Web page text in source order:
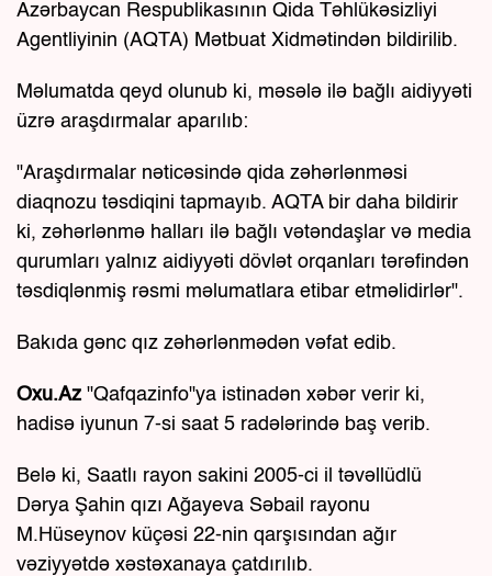
Azərbaycan Respublikasının Qida Təhlükəsizliyi
Agentliyinin (AQTA) Mətbuat Xidmətindən bildirilib.
Məlumatda qeyd olunub ki, məsələ ilə bağlı aidiyyəti
üzrə araşdırmalar aparılıb:
"Araşdırmalar nəticəsində qida zəhərlənməsi
diaqnozu təsdiqini tapmayıb. AQTA bir daha bildirir
ki, zəhərlənmə halları ilə bağlı vətəndaşlar və media
qurumları yalnız aidiyyəti dövlət orqanları tərəfindən
təsdiqlənmiş rəsmi məlumatlara etibar etməlidirlər".
Bakıda gənc qız zəhərlənmədən vəfat edib.
Oxu.Az "Qafqazinfo"ya istinadən xəbər verir ki,
hadisə iyunun 7-si saat 5 radələrində baş verib.
Belə ki, Saatlı rayon sakini 2005-ci il təvəllüdlü
Dərya Şahin qızı Ağayeva Səbail rayonu
M.Hüseynov küçəsi 22-nin qarşısından ağır
vəziyyətdə xəstəxanaya çatdırılıb.